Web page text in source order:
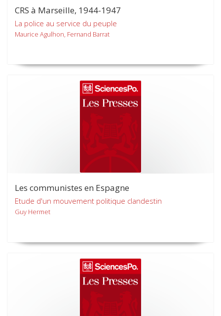
CRS à Marseille, 1944-1947
La police au service du peuple
Maurice Agulhon, Fernand Barrat
Les communistes en Espagne
Etude d'un mouvement politique clandestin
Guy Hermet